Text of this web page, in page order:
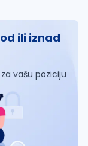
ili iznad
vašu poziciju